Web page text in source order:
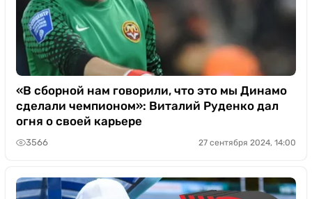
«В сборной нам говорили, что это мы Динамо
сделали чемпионом»: Виталий Руденко дал
огня о своей карьере
3566 27 сентября 2024, 14:00